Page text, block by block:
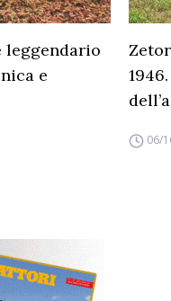
leggendario
e
06/